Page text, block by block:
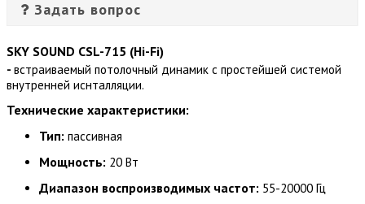
Задать вопрос
SKY SOUND CSL-715 (Hi-Fi)
- встраиваемый потолочный динамик с простейшей системой
внутренней иснталляции.
Технические характеристики:
Тип: пассивная
Мощность: 20 Вт
Диапазон воспроизводимых частот: 55-20000 Гц